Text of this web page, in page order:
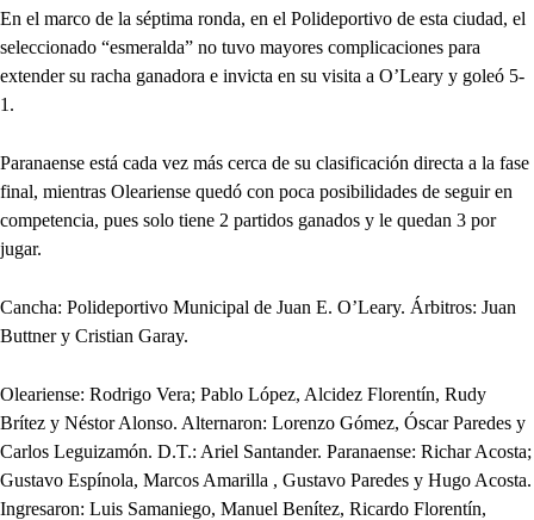
En el marco de la séptima ronda, en el Polideportivo de esta ciudad, el
seleccionado “esmeralda” no tuvo mayores complicaciones para
extender su racha ganadora e invicta en su visita a O’Leary y goleó 5-
1.
Paranaense está cada vez más cerca de su clasificación directa a la fase
final, mientras Oleariense quedó con poca posibilidades de seguir en
competencia, pues solo tiene 2 partidos ganados y le quedan 3 por
jugar.
Cancha: Polideportivo Municipal de Juan E. O’Leary. Árbitros: Juan
Buttner y Cristian Garay.
Oleariense: Rodrigo Vera; Pablo López, Alcidez Florentín, Rudy
Brítez y Néstor Alonso. Alternaron: Lorenzo Gómez, Óscar Paredes y
Carlos Leguizamón. D.T.: Ariel Santander. Paranaense: Richar Acosta;
Gustavo Espínola, Marcos Amarilla , Gustavo Paredes y Hugo Acosta.
Ingresaron: Luis Samaniego, Manuel Benítez, Ricardo Florentín,